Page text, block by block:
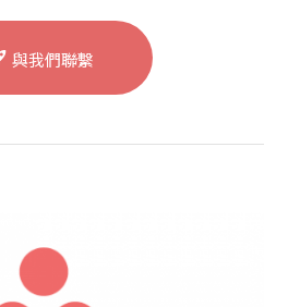
與我們聯繫